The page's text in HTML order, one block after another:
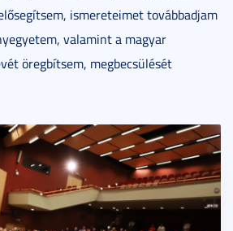
ismereteimet továbbadjam
valamint a magyar
öregbítsem, megbecsülését